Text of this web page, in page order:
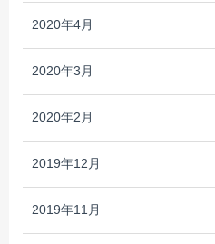
2020年4月
2020年3月
2020年2月
2019年12月
2019年11月